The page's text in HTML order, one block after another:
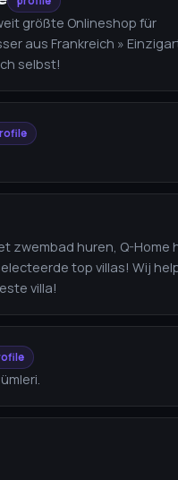
größte Onlineshop für
aus Frankreich »
selbst!
zwembad huren, Q-Home
top villas! Wij
villa!